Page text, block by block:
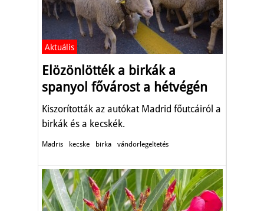
Aktuális
Elözönlötték a birkák a
spanyol fővárost a hétvégén
Kiszorították az autókat Madrid főutcáiról a
birkák és a kecskék.
Madris kecske birka vándorlegeltetés